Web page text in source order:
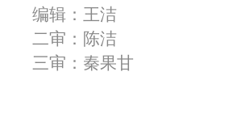
编辑：王洁
二审：陈洁
三审：秦果甘